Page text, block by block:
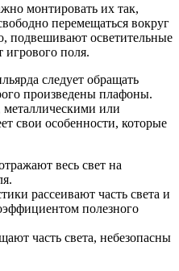
монтировать их так,
перемещаться вокруг
подвешивают осветительные
поля.
следует обращать
произведены плафоны.
или
свои особенности, которые
весь свет на
рассеивают часть света и
полезного
часть света, небезопасны